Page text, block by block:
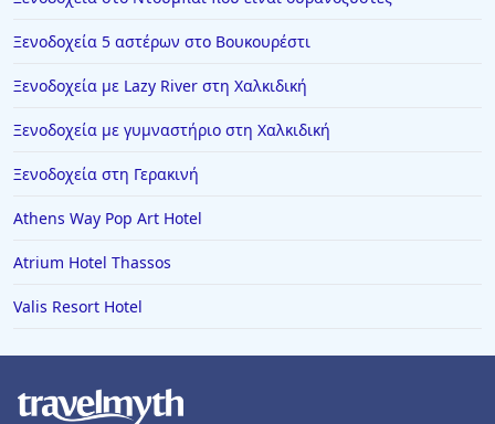
Ξενοδοχεία στην Κωνσταντινούπολη
Ξενοδοχεία στη Σαλαμίνα
Ξενοδοχεία στο Βραχάτι
Ξενοδοχεία στα Τριζόνια
Ξενοδοχεία στη Νικιάνα
Ξενοδοχεία στο Παλιούρι
Ξενοδοχεία στην Καστροσυκιά
Ξενοδοχεία 5 αστέρων στο Βουκουρέστι
Ξενοδοχεία με Lazy River στη Χαλκιδική
Ξενοδοχεία με γυμναστήριο στη Χαλκιδική
Ξενοδοχεία στη Γερακινή
Athens Way Pop Art Hotel
Atrium Hotel Thassos
Valis Resort Hotel